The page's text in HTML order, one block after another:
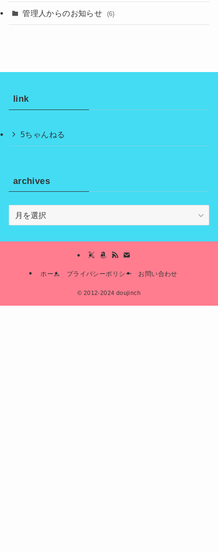
管理人からのお知らせ (6)
link
5ちゃんねる
archives
archives
ホーム プライバシーポリシー お問い合わせ
© 2012-2024 doujinch